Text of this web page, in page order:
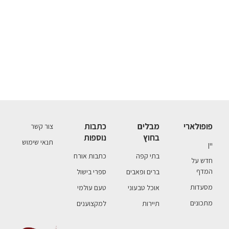
פופולארי
יין
חדש על
המדף
מסעדות
מתכונים
מבלים
בחוץ
בתי קפה
ברים ופאבים
אוכל טבעוני
תיירות
כתבות
נוספות
כתבות אורח
ספרי בישול
טעם עולמי
למקצוענים
צור קשר
תנאי שימוש